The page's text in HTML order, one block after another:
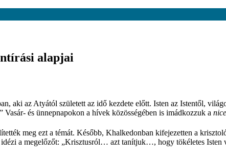
alapjai
aki az Atyától született az idő kezdete előtt. Isten az Istentől,
és ünnepnapokon a hívek közösségében is imádkozzuk a
meg ezt a témát. Később, Khalkedonban kifejezetten a
a megelőzőt: „Krisztusról… azt tanítjuk…, hogy tökéletes Isten